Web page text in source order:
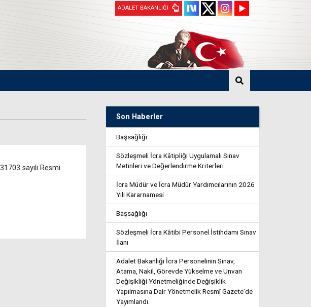
ADALET BAKANLIĞI
sayılı Resmi
Son Haberler
Başsağlığı
Sözleşmeli İcra Kâtipliği Uygulamalı Sınav
Metinleri ve Değerlendirme Kriterleri
İcra Müdür ve İcra Müdür Yardımcılarının 2026
Yılı Kararnamesi
Başsağlığı
Sözleşmeli İcra Kâtibi Personel İstihdamı Sınav
İlanı
Adalet Bakanlığı İcra Personelinin Sınav,
Atama, Nakil, Görevde Yükselme ve Unvan
Değişikliği Yönetmeliğinde Değişiklik
Yapılmasına Dair Yönetmelik Resmî Gazete'de
Yayımlandı.